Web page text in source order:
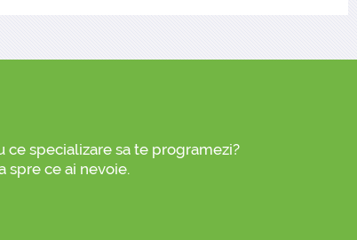
specializare sa te programezi?
spre ce ai nevoie.